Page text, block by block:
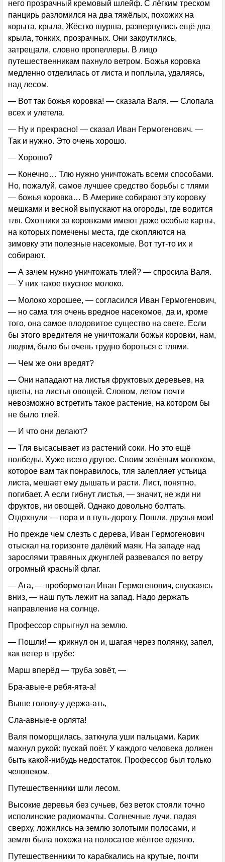
него прозрачный кремовый шлейф. С лёгким треском
панцирь разломился на два тяжёлых, похожих на
корыта, крыла. Жёстко шурша, развернулись ещё два
крыла, тонких, прозрачных. Они закрутились,
затрещали, словно пропеллеры. В лицо
путешественникам пахнуло ветром. Божья коровка
медленно отделилась от листа и поплыла, удаляясь,
над лесом.
— Вот так божья коровка! — сказала Валя. — Слопала
всех и улетела.
— Ну и прекрасно! — сказал Иван Гермогенович. —
Так и нужно. Это очень хорошо.
— Хорошо?
— Конечно… Тлю нужно уничтожать всеми способами.
Но, пожалуй, самое лучшее средство борьбы с тлями
— божья коровка… В Америке собирают эту коровку
мешками и весной выпускают на огороды, где водится
тля. Охотники за коровками имеют даже особые карты,
на которых помечены места, где скопляются на
зимовку эти полезные насекомые. Вот тут-то их и
собирают.
— А зачем нужно уничтожать тлей? — спросила Валя.
— У них такое вкусное молоко.
— Молоко хорошее, — согласился Иван Гермогенович,
— но сама тля очень вредное насекомое, да и, кроме
того, она самое плодовитое существо на свете. Если
бы этого вредителя не уничтожали божьи коровки, нам,
людям, было бы очень трудно бороться с тлями.
— Чем же они вредят?
— Они нападают на листья фруктовых деревьев, на
цветы, на листья овощей. Словом, летом почти
невозможно встретить такое растение, на котором бы
не было тлей.
— И что они делают?
— Тля высасывает из растений соки. Но это ещё
полбеды. Хуже всего другое. Своим зелёным молоком,
которое вам так понравилось, тля залепляет устьица
листа, мешает ему дышать и расти. Лист, понятно,
погибает. А если гибнут листья, — значит, не жди ни
фруктов, ни овощей. Однако довольно болтать.
Отдохнули — пора и в путь-дорогу. Пошли, друзья мои!
Но прежде чем слезть с дерева, Иван Гермогенович
отыскал на горизонте далёкий маяк. На западе над
зарослями травяных джунглей развевался по ветру
огромный красный флаг.
— Ага, — пробормотал Иван Гермогенович, спускаясь
вниз, — наш путь лежит на запад. Надо держать
направление на солнце.
Профессор спрыгнул на землю.
— Пошли! — крикнул он и, шагая через полянку, запел,
как ветер в трубе:
Марш вперёд — труба зовёт, —
Бра-авые-е ребя-ята-а!
Выше голову-у держа-ать,
Сла-авные-е орлята!
Валя поморщилась, заткнула уши пальцами. Карик
махнул рукой: пускай поёт. У каждого человека должен
быть какой-нибудь недостаток. Профессор был только
человеком.
Путешественники шли лесом.
Высокие деревья без сучьев, без веток стояли точно
исполинские радиомачты. Солнечные лучи, падая
сверху, ложились на землю золотыми полосами, и
земля была похожа на полосатое жёлтое одеяло.
Путешественники то карабкались на крутые, почти